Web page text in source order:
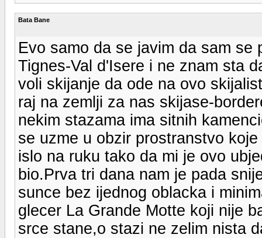
Bata Bane
Evo samo da se javim da sam
Tignes-Val d'Isere i ne znam sta
voli skijanje da ode na ovo
raj na zemlji za nas skijase-
nekim stazama ima sitnih
se uzme u obzir prostranstvo
islo na ruku tako da mi je ovo
bio.Prva tri dana nam je pada
sunce bez ijednog oblacka i
glecer La Grande Motte koji nije
srce stane,o stazi ne zelim nista